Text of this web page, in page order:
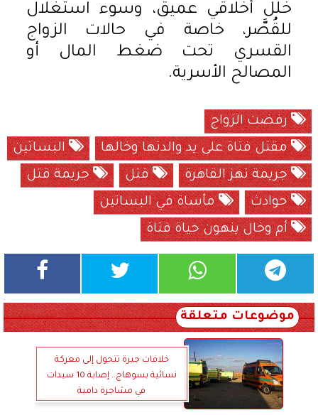
خلل أخلاقي عميق، وسوء استغلال
للقُصَّر، خاصة في حالات الزواج
القسري تحت ضغط المال أو
المصالح الأسرية.
رفضت الزواج
مقتل فتاة على يد والدتها وخالها
البساتين
جريمة تهز القاهرة
قتل
جريمة قتل
حوادث
مأساة في البساتين
أم وخال ينهون حياة فتاة
موضوعات متعلقة
خلافات جيرة تتحول إلى معركة
نسائية بسوهاج.. إصابة 10 سيدات
في مشاجرة دامية